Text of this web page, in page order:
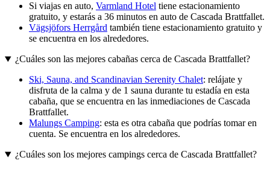
Si viajas en auto, Varmland Hotel tiene estacionamiento
gratuito, y estarás a 36 minutos en auto de Cascada Brattfallet.
Vägsjöfors Herrgård también tiene estacionamiento gratuito y
se encuentra en los alrededores.
¿Cuáles son las mejores cabañas cerca de Cascada Brattfallet?
Ski, Sauna, and Scandinavian Serenity Chalet: relájate y
disfruta de la calma y de 1 sauna durante tu estadía en esta
cabaña, que se encuentra en las inmediaciones de Cascada
Brattfallet.
Malungs Camping: esta es otra cabaña que podrías tomar en
cuenta. Se encuentra en los alrededores.
¿Cuáles son los mejores campings cerca de Cascada Brattfallet?